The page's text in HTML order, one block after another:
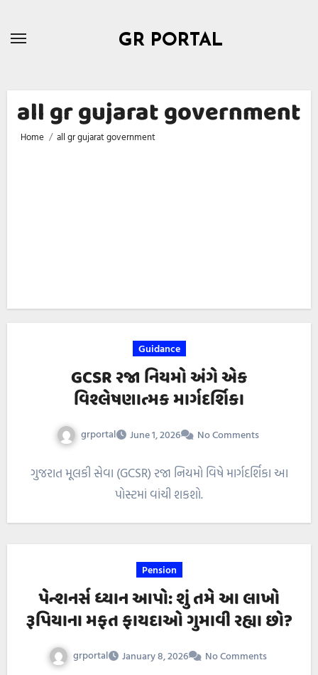
content
GR PORTAL
all gr gujarat government
Home all gr gujarat government
Guidance
GCSR રજા નિયમો અંગે એક
વિશ્લેષણાત્મક માર્ગદર્શિકા
grportal June 1, 2026 No Comments
ગુજરાત મૂલકી સેવા (GCSR) રજા નિયમો વિષે માર્ગદર્શિકા આ
પોસ્ટમાં વાંચી શકશો.
Pension
પેન્શનર્સ ધ્યાન આપો: શું તમે આ લાખો
રૂપિયાના મફત ફાયદાઓ ગુમાવી રહ્યા છો?
grportal January 8, 2026 No Comments